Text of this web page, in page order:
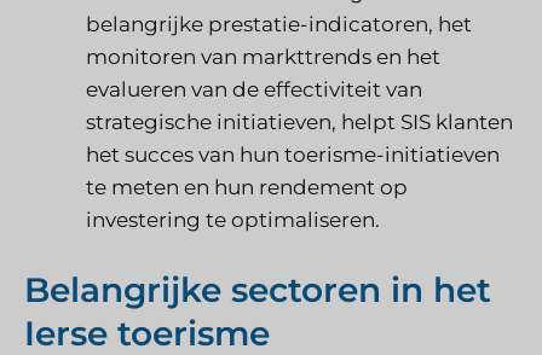
belangrijke prestatie-indicatoren, het
monitoren van markttrends en het
evalueren van de effectiviteit van
strategische initiatieven, helpt SIS klanten
het succes van hun toerisme-initiatieven
te meten en hun rendement op
investering te optimaliseren.
Belangrijke sectoren in het
Ierse toerisme